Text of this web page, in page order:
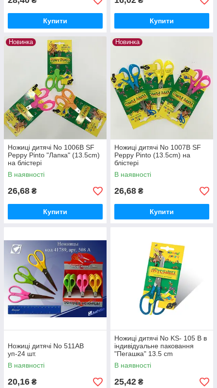
Купити Купити
Новинка
Ножиці дитячі No 1006B SF
Peppy Pinto "Лапка" (13.5cm)
на блістері
В наявності
26,68 ₴
Купити
Новинка
Ножиці дитячі No 1007B SF
Peppy Pinto (13.5cm) на
блістері
В наявності
26,68 ₴
Купити
Ножиці дитячі No 511АВ
уп-24 шт.
В наявності
20,16 ₴
Ножиці дитячі No KS- 105 B в
індивідуальне паковання
"Пегашка" 13.5 cm
В наявності
25,42 ₴